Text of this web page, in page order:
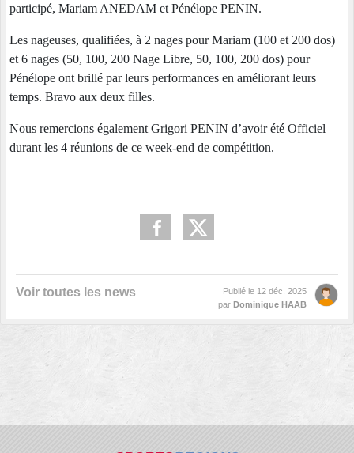
participé, Mariam ANEDAM et Pénélope PENIN.
Les nageuses, qualifiées, à 2 nages pour Mariam (100 et 200 dos)
et 6 nages (50, 100, 200 Nage Libre, 50, 100, 200 dos) pour
Pénélope ont brillé par leurs performances en améliorant leurs
temps. Bravo aux deux filles.
Nous remercions également Grigori PENIN d’avoir été Officiel
durant les 4 réunions de ce week-end de compétition.
Voir toutes les news Publié le 12 déc. 2025
par Dominique HAAB